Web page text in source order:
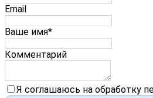
Email
Ваше имя*
Комментарий
Я соглашаюсь на обработку